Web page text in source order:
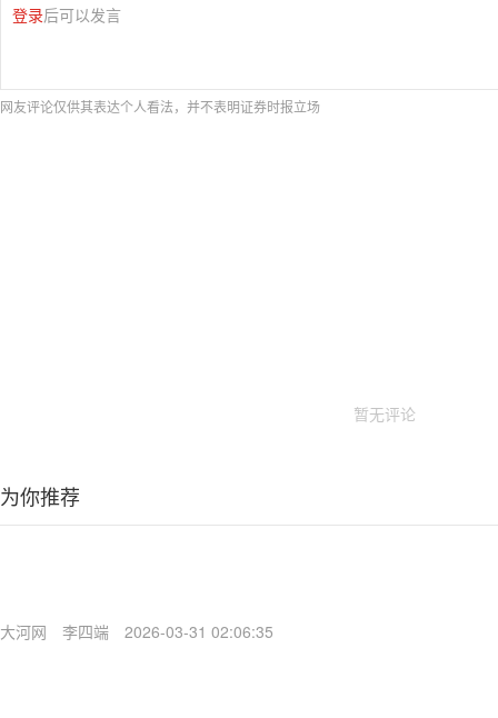
登录后可以发言
网友评论仅供其表达个人看法，并不表明证券时报立场
暂无评论
为你推荐
大河网 李四端 2026-03-31 02:06:35